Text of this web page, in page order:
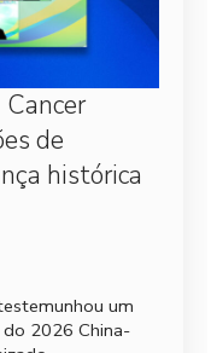
de
histórica
um
2026 China-